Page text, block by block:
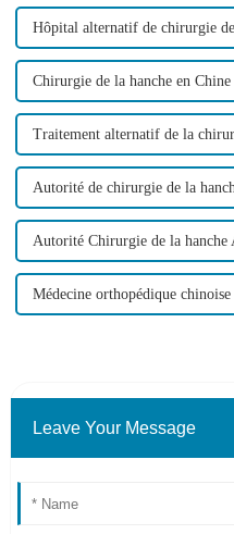
Hôpital alternatif de chirurgie
Chirurgie de la hanche en
Traitement alternatif de la
Autorité de chirurgie de la
Autorité Chirurgie de la hanche
Médecine orthopédique chinoise
Leave Your Message